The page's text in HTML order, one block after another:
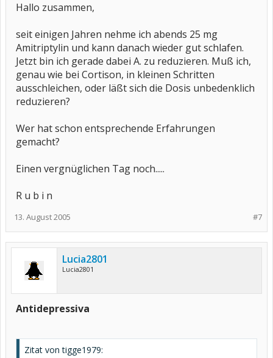
Hallo zusammen,
seit einigen Jahren nehme ich abends 25 mg
Amitriptylin und kann danach wieder gut schlafen.
Jetzt bin ich gerade dabei A. zu reduzieren. Muß ich,
genau wie bei Cortison, in kleinen Schritten
ausschleichen, oder läßt sich die Dosis unbedenklich
reduzieren?
Wer hat schon entsprechende Erfahrungen
gemacht?
Einen vergnüglichen Tag noch.....
R u b i n
#7
13. August 2005
Lucia2801
Lucia2801
Antidepressiva
Zitat von tigge1979: